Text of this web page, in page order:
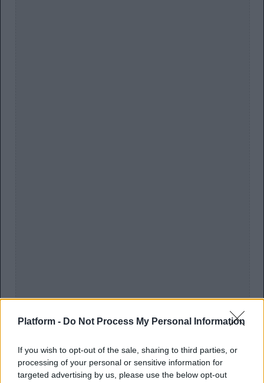
Platform - Do Not Process My Personal Information
If you wish to opt-out of the sale, sharing to third parties, or
processing of your personal or sensitive information for
targeted advertising by us, please use the below opt-out
«Ο Θεός μου έδωσε το δώρο να μπορώ να παίζω